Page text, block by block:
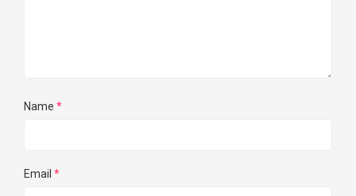
Name *
Email *